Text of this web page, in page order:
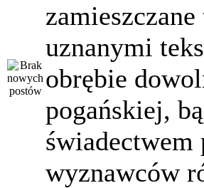
uznanymi
obrębie
pogańskiej,
świadectwem
wyznawców